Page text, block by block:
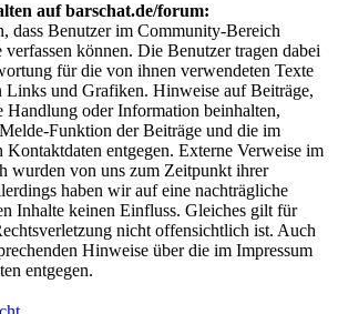
auf barschat.de/forum:
dass Benutzer im Community-Bereich
verfassen können. Die Benutzer tragen dabei
für die von ihnen verwendeten Texte
Links und Grafiken. Hinweise auf Beiträge,
Handlung oder Information beinhalten,
Funktion der Beiträge und die im
Kontaktdaten entgegen. Externe Verweise im
wurden von uns zum Zeitpunkt ihrer
haben wir auf eine nachträgliche
Inhalte keinen Einfluss. Gleiches gilt für
nicht offensichtlich ist. Auch
Hinweise über die im Impressum
entgegen.